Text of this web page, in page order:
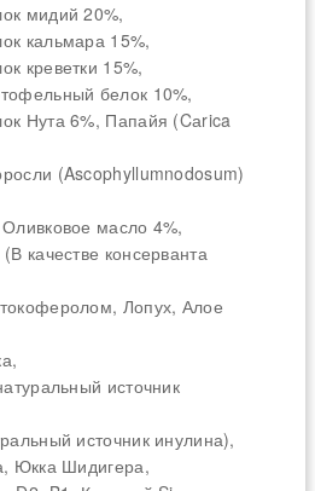
мидий 20%,
кальмара 15%,
креветки 15%,
белок 10%,
Нута 6%, Папайя (Cаrica
(Ascophyllumnodosum)
масло 4%,
качестве консерванта
Лопух, Алое
источник
источник инулина),
Юкка Шидигера,